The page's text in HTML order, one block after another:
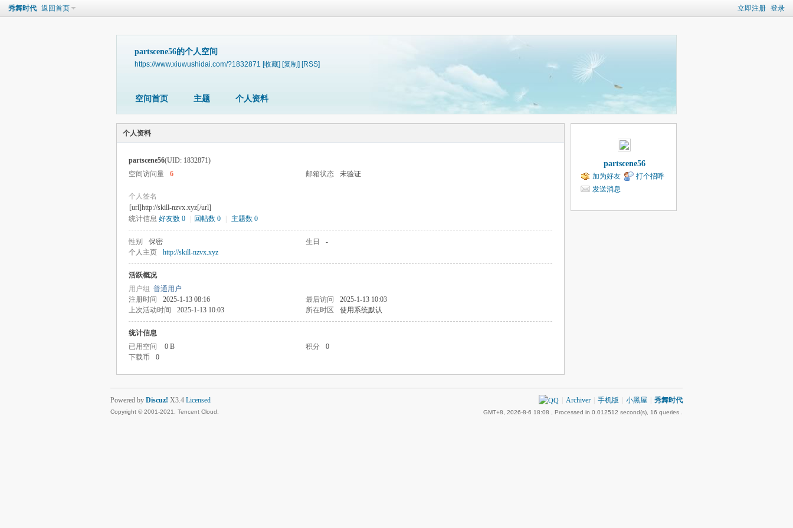
立即注册 登录
秀舞时代 返回首页
partscene56的个人空间
https://www.xiuwushidai.com/?1832871 [收藏] [复制] [RSS]
空间首页 主题 个人资料
个人资料
partscene56(UID: 1832871)
空间访问量
6 邮箱状态 未验证
个人签名
[url]http://skill-nzvx.xyz[/url]
统计信息 好友数 0 回帖数 0 主题数 0
性别 保密 生日
-
个人主页
http://skill-nzvx.xyz
活跃概况
用户组 普通用户
注册时间
2025-1-13 08:16 最后访问
2025-1-13 10:03
上次活动时间
2025-1-13 10:03 所在时区 使用系统默认
统计信息
已用空间
0 B 积分
0
下载币
0
partscene56
加为好友
打个招呼
发送消息
Archiver 手机版 小黑屋 秀舞时代
GMT+8, 2026-8-6 18:08 , Processed in 0.012512 second(s), 16 queries .
Powered by Discuz! X3.4 Licensed
Copyright © 2001-2021, Tencent Cloud.